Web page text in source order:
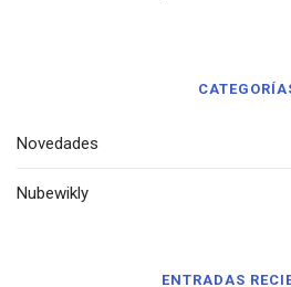
Novedades
Nubewikly
ENTRADAS